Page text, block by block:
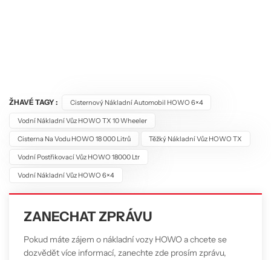
ŽHAVÉ TAGY : Cisternový Nákladní Automobil HOWO 6×4
Vodní Nákladní Vůz HOWO TX 10 Wheeler
Cisterna Na Vodu HOWO 18 000 Litrů Těžký Nákladní Vůz HOWO TX
Vodní Postřikovací Vůz HOWO 18000 Ltr
Vodní Nákladní Vůz HOWO 6×4
ZANECHAT ZPRÁVU
Pokud máte zájem o nákladní vozy HOWO a chcete se
dozvědět více informací, zanechte zde prosím zprávu,